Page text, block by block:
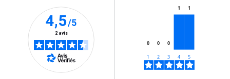
4,5/5
2 avis
0 0 0
1 1